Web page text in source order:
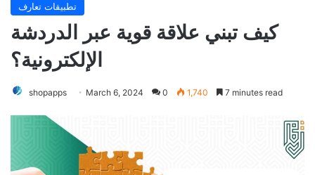
تطبيقات تعارف
كيف تبني علاقة قوية عبر الدردشة
الإلكترونية؟
shopapps March 6, 2024 0 1,740 7 minutes read